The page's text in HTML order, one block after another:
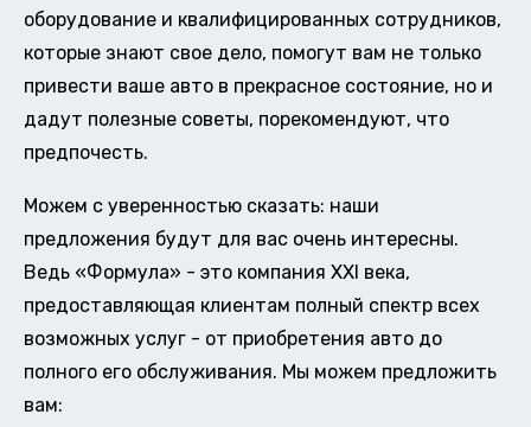
оборудование и квалифицированных сотрудников,
которые знают свое дело, помогут вам не только
привести ваше авто в прекрасное состояние, но и
дадут полезные советы, порекомендуют, что
предпочесть.
Можем с уверенностью сказать: наши
предложения будут для вас очень интересны.
Ведь «Формула» - это компания XXI века,
предоставляющая клиентам полный спектр всех
возможных услуг - от приобретения авто до
полного его обслуживания. Мы можем предложить
вам: